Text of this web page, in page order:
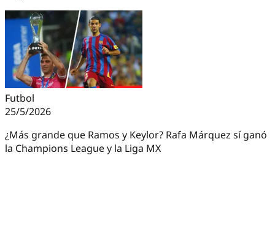
Futbol
25/5/2026
¿Más grande que Ramos y Keylor? Rafa Márquez sí ganó
la Champions League y la Liga MX